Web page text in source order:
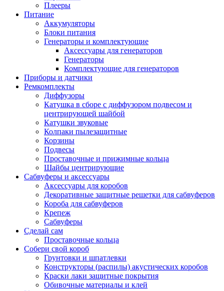
Плееры
Питание
Аккумуляторы
Блоки питания
Генераторы и комплектующие
Аксессуары для генераторов
Генераторы
Комплектующие для генераторов
Приборы и датчики
Ремкомплекты
Диффузоры
Катушка в сборе с диффузором подвесом и
центрирующей шайбой
Катушки звуковые
Колпаки пылезащитные
Корзины
Подвесы
Проставочные и прижимные кольца
Шайбы центрирующие
Сабвуферы и аксессуары
Аксессуары для коробов
Декоративные защитные решетки для сабвуферов
Короба для сабвуферов
Крепеж
Сабвуферы
Сделай сам
Проставочные кольца
Собери свой короб
Грунтовки и шпатлевки
Конструкторы (распилы) акустических коробов
Краски лаки защитные покрытия
Обивочные материалы и клей